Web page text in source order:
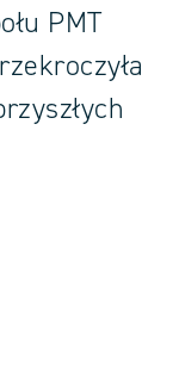
PMT